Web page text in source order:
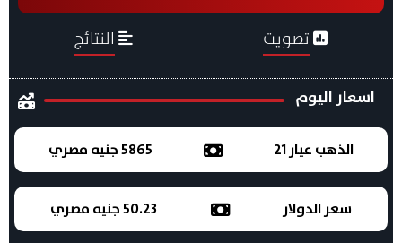
تصويت النتائج
اسعار اليوم
الذهب عيار 21 5865 جنيه مصري
سعر الدولار 50.23 جنيه مصري